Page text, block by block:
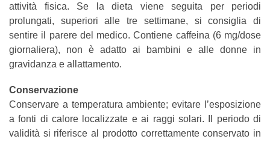
attività fisica. Se la dieta viene seguita per periodi
prolungati, superiori alle tre settimane, si consiglia di
sentire il parere del medico. Contiene caffeina (6 mg/dose
giornaliera), non è adatto ai bambini e alle donne in
gravidanza e allattamento.
Conservazione
Conservare a temperatura ambiente; evitare l’esposizione
a fonti di calore localizzate e ai raggi solari. Il periodo di
validità si riferisce al prodotto correttamente conservato in